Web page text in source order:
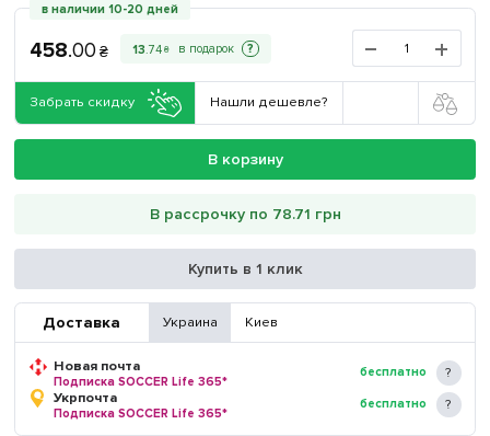
в наличии 10-20 дней
458.00 ₴ 13.74 ₴ ?
Забрать скидку Нашли дешевле?
В корзину
В рассрочку по 78.71 грн
Купить в 1 клик
Доставка Украина Киев
Новая почта
Подписка SOCCER Life 365*
бесплатно
Укрпочта
Подписка SOCCER Life 365*
бесплатно